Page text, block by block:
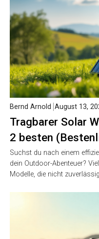
Tragbarer Solar
2 besten
Bernd Arnold August 13,
Suchst du nach einem
dein Outdoor-Abenteuer?
Modelle, die nicht